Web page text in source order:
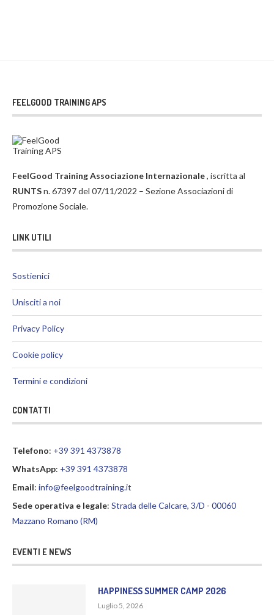
FEELGOOD TRAINING APS
FeelGood Training Associazione Internazionale, iscritta al
RUNTSn. 67397 del 07/11/2022 – Sezione Associazioni di
Promozione Sociale.
LINK UTILI
Sostienici
Unisciti a noi
Privacy Policy
Cookie policy
Termini e condizioni
CONTATTI
Telefono: +39 391 4373878
WhatsApp: +39 391 4373878
Email: info@feelgoodtraining.it
Sede operativa e legale: Strada delle Calcare, 3/D - 00060
Mazzano Romano (RM)
EVENTI E NEWS
HAPPINESS SUMMER CAMP 2026
Luglio 5, 2026